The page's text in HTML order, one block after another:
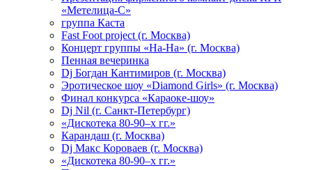
«Метелица-С»
группа Каста
Fast Foot project (г. Москва)
Концерт группы «На-На» (г. Москва)
Пенная вечеринка
Dj Богдан Кантимиров (г. Москва)
Эротическое шоу «Diamond Girls» (г. Москва)
Финал конкурса «Караоке-шоу»
Dj Nil (г. Санкт-Петербург)
«Дискотека 80-90–х гг.»
Карандаш (г. Москва)
Dj Макс Короваев (г. Москва)
«Дискотека 80-90–х гг.»